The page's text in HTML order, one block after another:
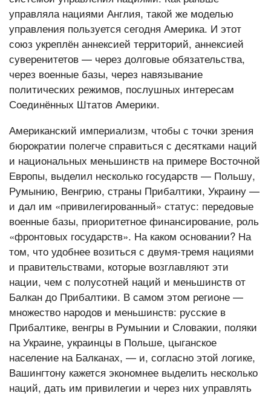
управляла нациями Англия, такой же моделью
управления пользуется сегодня Америка. И этот
союз укреплён аннексией территорий, аннексией
суверенитетов — через долговые обязательства,
через военные базы, через навязывание
политических режимов, послушных интересам
Соединённых Штатов Америки.
Американский империализм, чтобы с точки зрения
бюрократии полегче справиться с десятками наций
и национальных меньшинств на примере Восточной
Европы, выделил несколько государств — Польшу,
Румынию, Венгрию, страны Прибалтики, Украину —
и дал им «привилегированный» статус: передовые
военные базы, приоритетное финансирование, роль
«фронтовых государств». На каком основании? На
том, что удобнее возиться с двумя-тремя нациями
и правительствами, которые возглавляют эти
нации, чем с полусотней наций и меньшинств от
Балкан до Прибалтики. В самом этом регионе —
множество народов и меньшинств: русские в
Прибалтике, венгры в Румынии и Словакии, поляки
на Украине, украинцы в Польше, цыганское
население на Балканах, — и, согласно этой логике,
Вашингтону кажется экономнее выделить несколько
наций, дать им привилегии и через них управлять